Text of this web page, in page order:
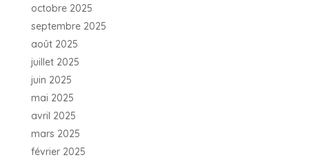
octobre 2025
septembre 2025
août 2025
juillet 2025
juin 2025
mai 2025
avril 2025
mars 2025
février 2025